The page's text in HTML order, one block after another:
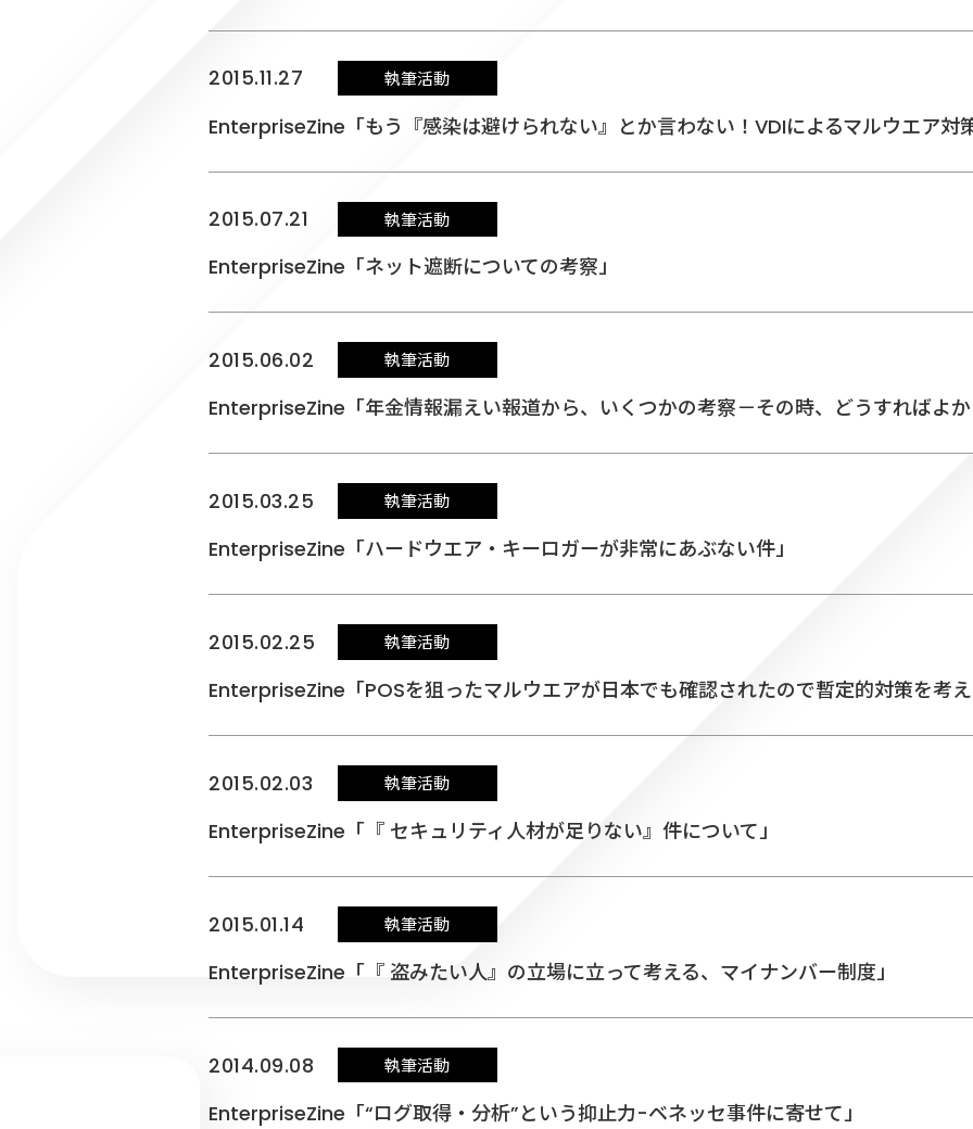
2015.11.27 執筆活動
EnterpriseZine「もう『感染は避けられない』とか言わない！VDIによるマルウエア対
2015.07.21 執筆活動
EnterpriseZine「ネット遮断についての考察」
2015.06.02 執筆活動
EnterpriseZine「年金情報漏えい報道から、いくつかの考察－その時、どうすればよ
2015.03.25 執筆活動
EnterpriseZine「ハードウエア・キーロガーが非常にあぶない件」
2015.02.25 執筆活動
EnterpriseZine「POSを狙ったマルウエアが日本でも確認されたので暫定的対策を考
2015.02.03 執筆活動
EnterpriseZine「『 セキュリティ人材が足りない』件について」
2015.01.14 執筆活動
EnterpriseZine「『 盗みたい人』の立場に立って考える、マイナンバー制度」
2014.09.08 執筆活動
EnterpriseZine「“ログ取得・分析”という抑止力-ベネッセ事件に寄せて」